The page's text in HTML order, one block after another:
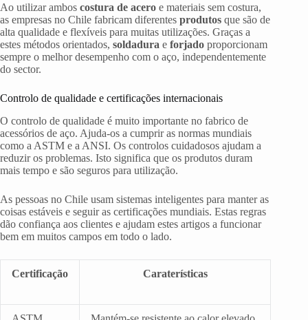
Ao utilizar ambos costura de acero e materiais sem costura,
as empresas no Chile fabricam diferentes produtos que são de
alta qualidade e flexíveis para muitas utilizações. Graças a
estes métodos orientados, soldadura e forjado proporcionam
sempre o melhor desempenho com o aço, independentemente
do sector.
Controlo de qualidade e certificações internacionais
O controlo de qualidade é muito importante no fabrico de
acessórios de aço. Ajuda-os a cumprir as normas mundiais
como a ASTM e a ANSI. Os controlos cuidadosos ajudam a
reduzir os problemas. Isto significa que os produtos duram
mais tempo e são seguros para utilização.
As pessoas no Chile usam sistemas inteligentes para manter as
coisas estáveis e seguir as certificações mundiais. Estas regras
dão confiança aos clientes e ajudam estes artigos a funcionar
bem em muitos campos em todo o lado.
Certificação Caraterísticas